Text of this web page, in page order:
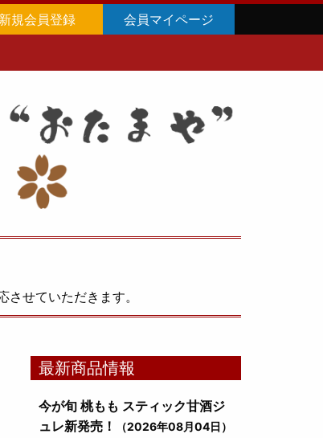
新規会員登録 会員マイページ
させていただきます。
最新商品情報
今が旬 桃もも スティック甘酒ジ
ュレ新発売！
（2026年08月04日）